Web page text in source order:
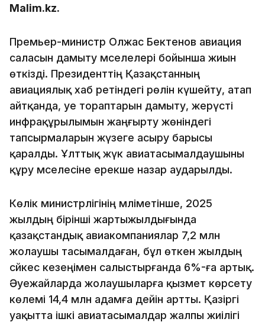
Malim.kz.
Премьер-министр Олжас Бектенов авиация
саласын дамыту мәселелері бойынша жиын
өткізді. Президенттің Қазақстанның
авиациялық хаб ретіндегі рөлін күшейту, атап
айтқанда, әуе тораптарын дамыту, жерүсті
инфрақұрылымын жаңғырту жөніндегі
тапсырмаларын жүзеге асыру барысы
қаралды. Ұлттық жүк авиатасымалдаушыны
құру мәселесіне ерекше назар аударылды.
Көлік министрлігінің мәліметінше, 2025
жылдың бірінші жартыжылдығында
қазақстандық авиакомпаниялар 7,2 млн
жолаушы тасымалдаған, бұл өткен жылдың
сәйкес кезеңімен салыстырғанда 6%-ға артық.
Әуежайларда жолаушыларға қызмет көрсету
көлемі 14,4 млн адамға дейін артты. Қазіргі
уақытта ішкі авиатасымалдар жалпы жиілігі